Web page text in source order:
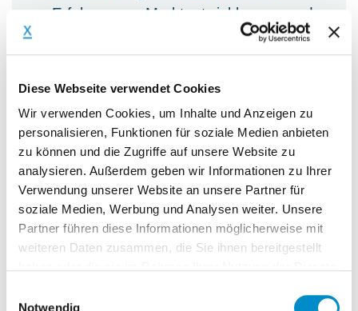
Diese Webseite verwendet Cookies
Wir verwenden Cookies, um Inhalte und Anzeigen zu
personalisieren, Funktionen für soziale Medien anbieten
zu können und die Zugriffe auf unsere Website zu
analysieren. Außerdem geben wir Informationen zu Ihrer
Verwendung unserer Website an unsere Partner für
soziale Medien, Werbung und Analysen weiter. Unsere
Partner führen diese Informationen möglicherweise mit
weiteren Daten zusammen, die Sie ihnen bereitgestellt
Notwendig
Erfahrungen, Marktentwicklungen und
Herausforderungen im globalen
Einkauf von chemischen
Warengruppen
Potentiale einer marktgerechten
Bündelung und Generierung von
Synergien sowie Generierung
konkreter Savings Initiativen
Bewertung bestehenden
Organisations/ Lead Buying-Designs
Optimierungspotentialen aus einer